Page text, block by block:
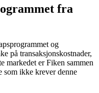
fra
og
på transaksjonskostnader,
markedet er Fiken sammen
som ikke krever denne